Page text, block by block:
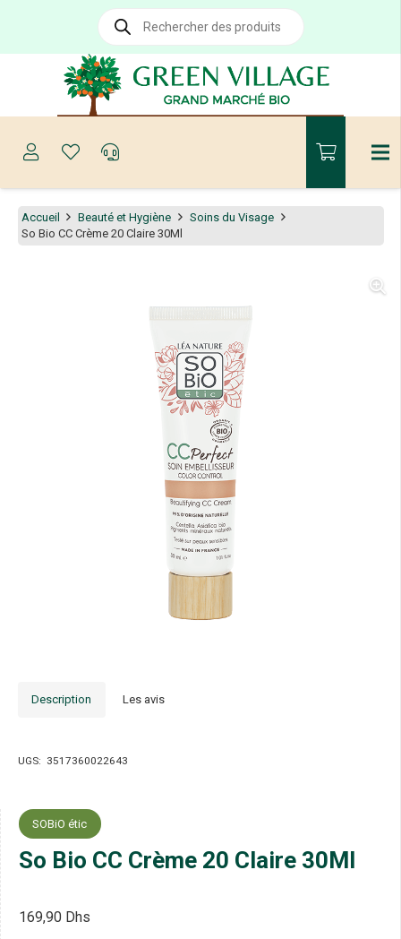
Recherche
produits
Accueil Beauté et Hygiène
Soins du Visage
So Bio CC Crème 20 Claire 30Ml
Description Les avis
UGS: 3517360022643
SOBiO étic
So Bio CC Crème 20 Claire 30Ml
169,90 Dhs